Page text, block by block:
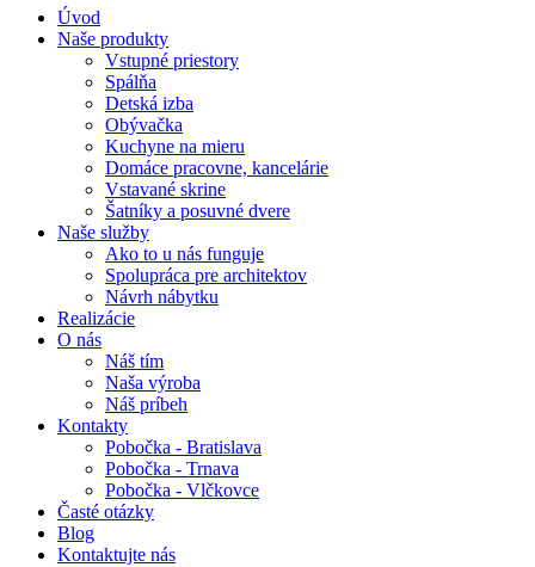
Úvod
Naše produkty
Vstupné priestory
Spálňa
Detská izba
Obývačka
Kuchyne na mieru
Domáce pracovne, kancelárie
Vstavané skrine
Šatníky a posuvné dvere
Naše služby
Ako to u nás funguje
Spolupráca pre architektov
Návrh nábytku
Realizácie
O nás
Náš tím
Naša výroba
Náš príbeh
Kontakty
Pobočka - Bratislava
Pobočka - Trnava
Pobočka - Vlčkovce
Časté otázky
Blog
Kontaktujte nás